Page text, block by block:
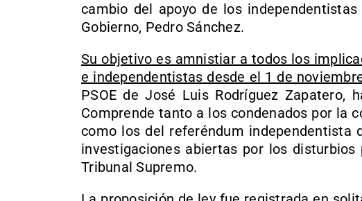
cambio del apoyo de los
Gobierno, Pedro Sánchez.
Su objetivo es amnistiar a todos los
e independentistas desde el 1 de
PSOE de José Luis Rodríguez Zapatero,
Comprende tanto a los condenados por la
como los del referéndum independentista
investigaciones abiertas por los
Tribunal Supremo.